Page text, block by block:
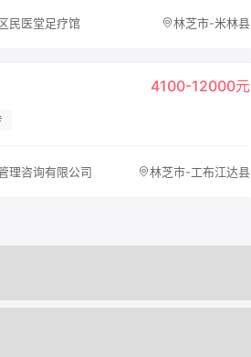
民医堂足疗馆 林芝市-米林县
4100-12000元
理咨询有限公司 林芝市-工布江达县